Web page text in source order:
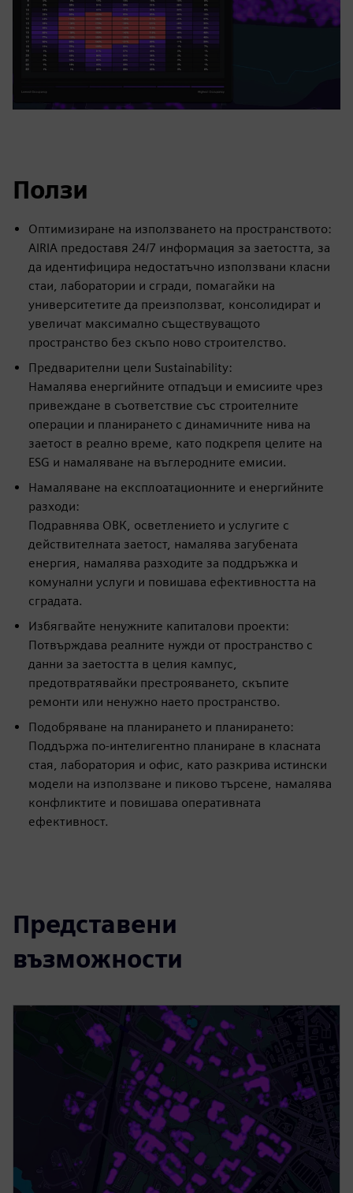
Ползи
Оптимизиране на използването на пространството:
AIRIA предоставя 24/7 информация за заетостта, за
да идентифицира недостатъчно използвани класни
стаи, лаборатории и сгради, помагайки на
университетите да преизползват, консолидират и
увеличат максимално съществуващото
пространство без скъпо ново строителство.
Предварителни цели Sustainability:
Намалява енергийните отпадъци и емисиите чрез
привеждане в съответствие със строителните
операции и планирането с динамичните нива на
заетост в реално време, като подкрепя целите на
ESG и намаляване на въглеродните емисии.
Намаляване на експлоатационните и енергийните
разходи:
Подравнява ОВК, осветлението и услугите с
действителната заетост, намалява загубената
енергия, намалява разходите за поддръжка и
комунални услуги и повишава ефективността на
сградата.
Избягвайте ненужните капиталови проекти:
Потвърждава реалните нужди от пространство с
данни за заетостта в целия кампус,
предотвратявайки престрояването, скъпите
ремонти или ненужно наето пространство.
Подобряване на планирането и планирането:
Поддържа по-интелигентно планиране в класната
стая, лаборатория и офис, като разкрива истински
модели на използване и пиково търсене, намалява
конфликтите и повишава оперативната
ефективност.
Представени
възможности